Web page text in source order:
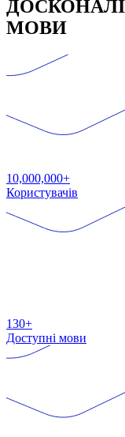
МОВИ
10,000,000+
Користувачів
130+
Доступні мови